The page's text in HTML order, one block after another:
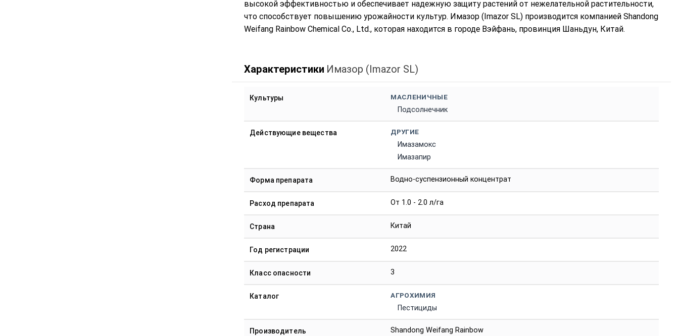
высокой эффективностью и обеспечивает надежную защиту растений от нежелательной растительности,
что способствует повышению урожайности культур. Имазор (Imazor SL) производится компанией Shandong
Weifang Rainbow Chemical Co., Ltd., которая находится в городе Вэйфань, провинция Шаньдун, Китай.
Характеристики Имазор (Imazor SL)
Культуры МАСЛЕНИЧНЫЕ
Подсолнечник
Действующие вещества ДРУГИЕ
Имазамокс
Имазапир
Форма препарата Водно-суспензионный концентрат
Расход препарата От 1.0 - 2.0 л/га
Страна Китай
Год регистрации 2022
Класс опасности 3
Каталог АГРОХИМИЯ
Пестициды
Производитель Shandong Weifang Rainbow